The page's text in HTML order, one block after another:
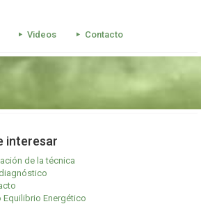
Videos Contacto
interesar
de la técnica
Equilibrio Energético